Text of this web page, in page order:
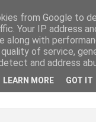
from Google to
Your IP address
along with
of service,
and address
LEARN MORE GOT IT